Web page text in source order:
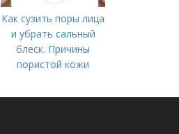
Как сузить поры лица
и убрать сальный
блеск. Причины
пористой кожи